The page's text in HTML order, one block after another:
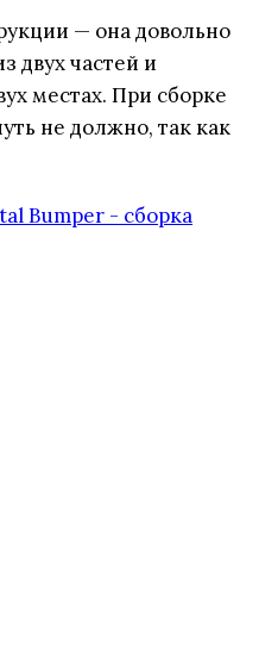
— она довольно
двух частей и
местах. При сборке
не должно, так как